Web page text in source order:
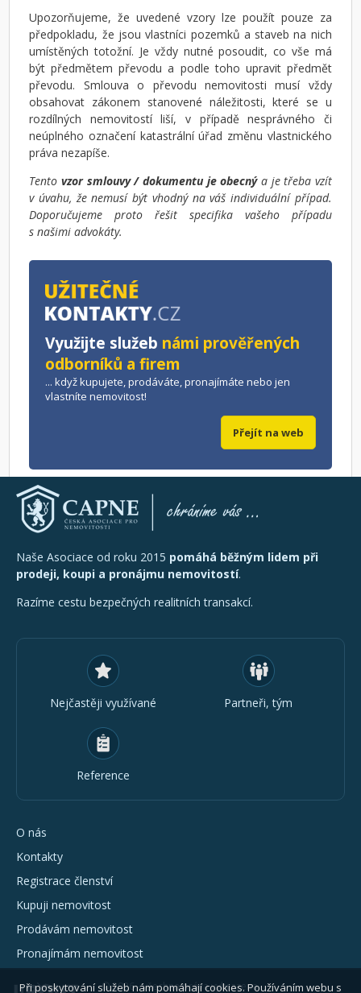
Upozorňujeme, že uvedené vzory lze použít pouze za
předpokladu, že jsou vlastníci pozemků a staveb na nich
umístěných totožní. Je vždy nutné posoudit, co vše má
být předmětem převodu a podle toho upravit předmět
převodu. Smlouva o převodu nemovitosti musí vždy
obsahovat zákonem stanovené náležitosti, které se u
rozdílných nemovitostí liší, v případě nesprávného či
neúplného označení katastrální úřad změnu vlastnického
práva nezapíše.
Tento vzor smlouvy / dokumentu je obecný a je třeba vzít
v úvahu, že nemusí být vhodný na váš individuální případ.
Doporučujeme proto řešit specifika vašeho případu
s našimi advokáty.
Využijte služeb námi prověřených
odborníků a firem
... když kupujete, prodáváte, pronajímáte nebo jen
vlastníte nemovitost!
Přejít na web
Naše Asociace od roku 2015 pomáhá běžným lidem při
prodeji, koupi a pronájmu nemovitostí.
Razíme cestu bezpečných realitních transakcí.
Nejčastěji využívané Partneři, tým
Reference
O nás
Kontakty
Registrace členství
Kupuji nemovitost
Prodávám nemovitost
Pronajímám nemovitost
© 2026 - všechna práva vyhrazena
Při poskytování služeb nám pomáhají cookies. Používáním webu s